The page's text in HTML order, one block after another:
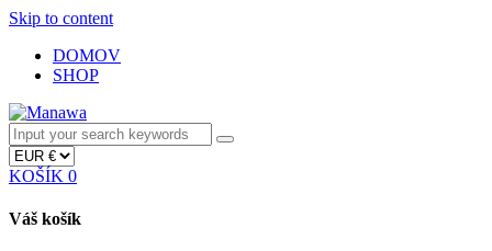
Skip to content
DOMOV
SHOP
KOŠÍK 0
Váš košík